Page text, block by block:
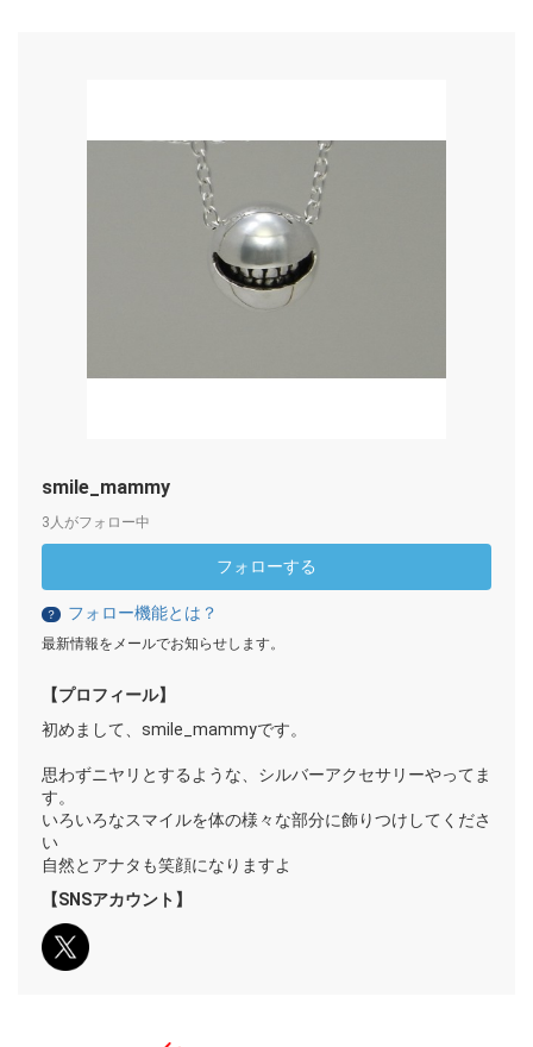
smile_mammy
3人がフォロー中
フォローする
？ フォロー機能とは？
最新情報をメールでお知らせします。
【プロフィール】
初めまして、smile_mammyです。
思わずニヤリとするような、シルバーアクセサリーやってま
す。
いろいろなスマイルを体の様々な部分に飾りつけしてくださ
い
自然とアナタも笑顔になりますよ
【SNSアカウント】